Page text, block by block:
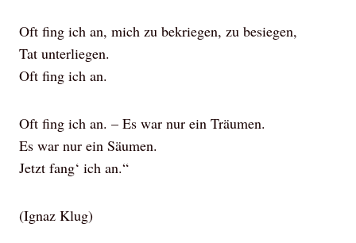
Oft fing ich an, mich zu bekriegen, zu besiegen,
Tat unterliegen.
Oft fing ich an.
Oft fing ich an. – Es war nur ein Träumen.
Es war nur ein Säumen.
Jetzt fang‘ ich an.“
(Ignaz Klug)